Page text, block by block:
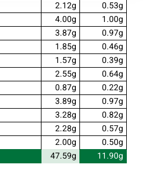
2.12g
0.53g
4.00g
1.00g
3.87g
0.97g
1.85g
0.46g
1.57g
0.39g
2.55g
0.64g
0.87g
0.22g
3.89g
0.97g
3.28g
0.82g
2.28g
0.57g
2.00g
0.50g
47.59g 11.90g